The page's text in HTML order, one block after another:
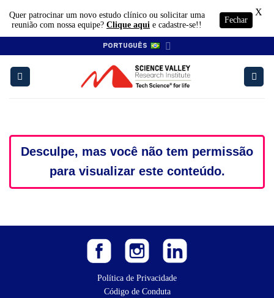
content
PORTUGUÊS
Desculpe, mas você não tem permissão
para visualizar este conteúdo.
Política de Privacidade
Código de Conduta
Quer patrocinar um novo estudo clínico ou solicitar uma
reunião com nossa equipe? Clique aqui e cadastre-se!!
Fechar
X